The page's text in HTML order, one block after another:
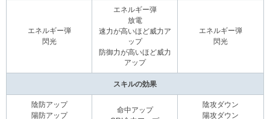
エネルギー弾
閃光
エネルギー弾
放電
速力が高いほど威力ア
ップ
防御力が高いほど威力
アップ
エネルギー弾
閃光
スキルの効果
陰防アップ
陽防アップ
命中アップ
陰攻ダウン
陽攻ダウン